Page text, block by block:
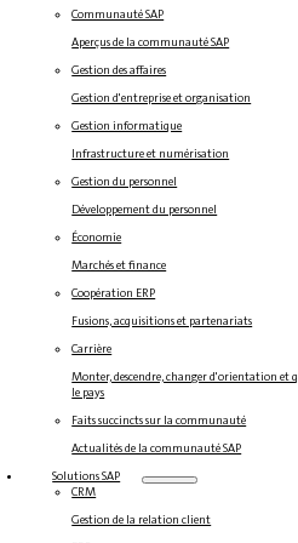
Communauté SAP
Aperçus de la communauté SAP
Gestion des affaires
Gestion d'entreprise et organisation
Gestion informatique
Infrastructure et numérisation
Gestion du personnel
Développement du personnel
Économie
Marchés et finance
Coopération ERP
Fusions, acquisitions et partenariats
Carrière
Monter, descendre, changer d'orientation et
le pays
Faits succincts sur la communauté
Actualités de la communauté SAP
Solutions SAP
CRM
Gestion de la relation client